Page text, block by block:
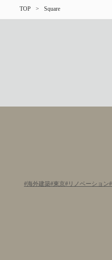
TOP Square
海外建築 東京 リノベーション